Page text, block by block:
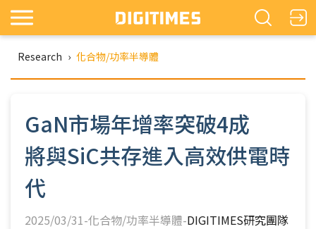
Research › 化合物/功率半導體
GaN市場年增率突破4成
將與SiC共存進入高效供電時
代
2025/03/31-化合物/功率半導體-DIGITIMES研究團隊